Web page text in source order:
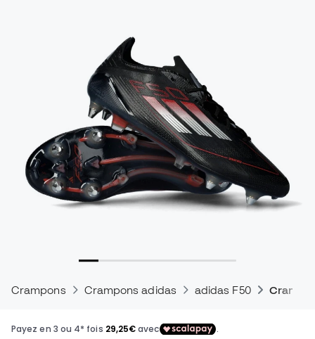
Crampons Crampons adidas adidas F50